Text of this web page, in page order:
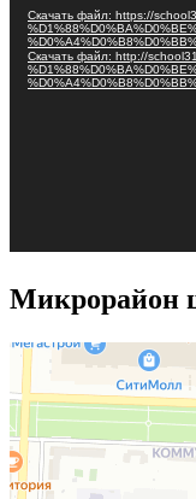
Скачать файл: https://
Скачать файл: http://
Микрорайон